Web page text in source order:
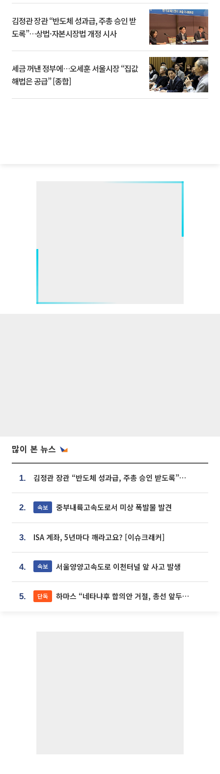
김정관 장관 “반도체 성과급, 주총 승인 받
도록”…상법·자본시장법 개정 시사
세금 꺼낸 정부에…오세훈 서울시장 “집값
해법은 공급” [종합]
많이 본 뉴스
1. 김정관 장관 “반도체 성과급, 주총 승인 받도록”…상법·자본시장법 개정 시사
2. 속보 중부내륙고속도로서 미상 폭발물 발견
3. ISA 계좌, 5년마다 깨라고요? [이슈크래커]
4. 속보 서울양양고속도로 이천터널 앞 사고 발생
5. 단독 하마스 “네타냐후 합의안 거절, 총선 앞두고 시간 끌기”